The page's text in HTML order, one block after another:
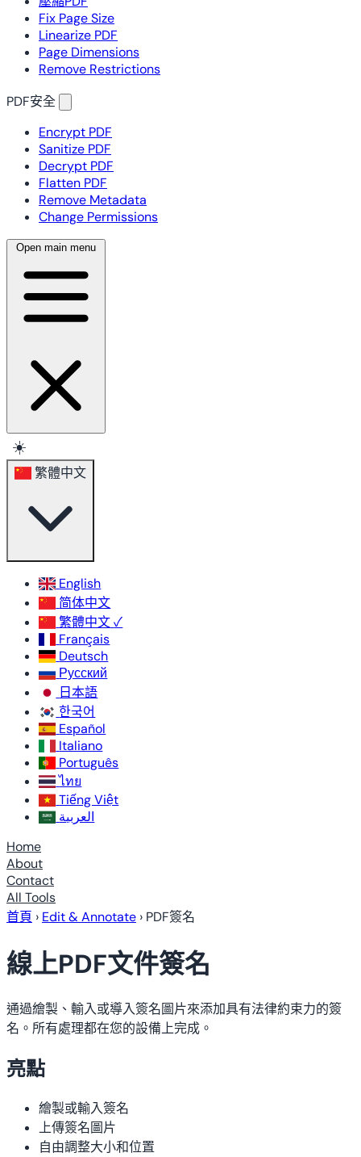
Fix Page Size
Linearize PDF
Page Dimensions
Remove Restrictions
PDF安全
Encrypt PDF
Sanitize PDF
Decrypt PDF
Flatten PDF
Remove Metadata
Change Permissions
Open main menu
☀️
繁體中文
English
简体中文
繁體中文 ✓
Français
Deutsch
Русский
日本語
한국어
Español
Italiano
Português
ไทย
Tiếng Việt
العربية
Home
About
Contact
All Tools
首頁 › Edit & Annotate › PDF簽名
線上PDF文件簽名
通過繪製、輸入或導入簽名圖片來添加具有法律約束力的簽
名。所有處理都在您的設備上完成。
亮點
繪製或輸入簽名
上傳簽名圖片
自由調整大小和位置